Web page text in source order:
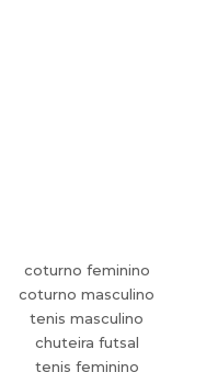
coturno feminino
coturno masculino
tenis masculino
chuteira futsal
tenis feminino